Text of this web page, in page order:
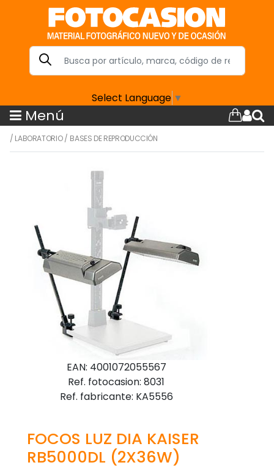
Select Language ▼
Menú
/ LABORATORIO/ BASES DE REPRODUCCIÓN
EAN: 4001072055567
Ref. fotocasion: 8031
Ref. fabricante: KA5556
FOCOS LUZ DIA KAISER
RB5000DL (2X36W)